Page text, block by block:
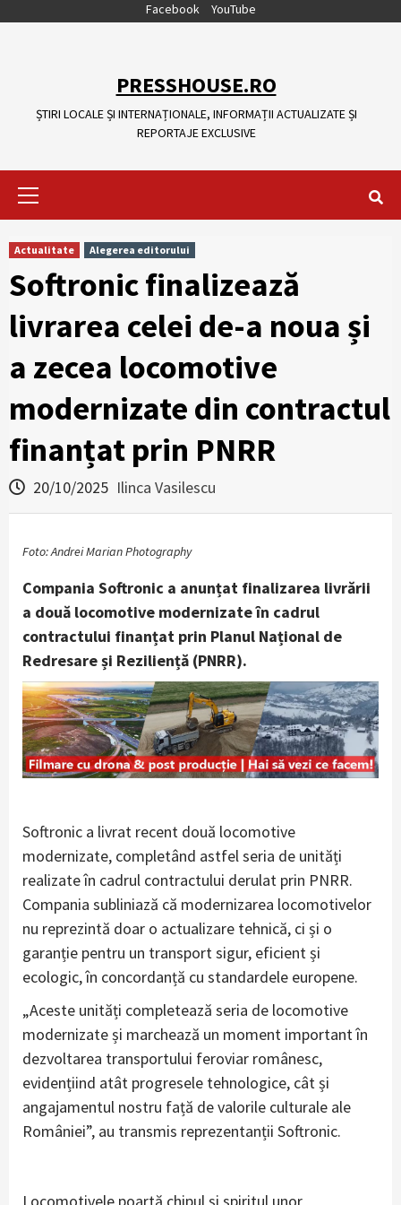
Facebook YouTube
PRESSHOUSE.RO
ȘTIRI LOCALE ȘI INTERNAȚIONALE, INFORMAȚII ACTUALIZATE ȘI
REPORTAJE EXCLUSIVE
Actualitate Alegerea editorului
Softronic finalizează
livrarea celei de-a noua și
a zecea locomotive
modernizate din contractul
finanțat prin PNRR
20/10/2025 Ilinca Vasilescu
Foto: Andrei Marian Photography
Compania Softronic a anunțat finalizarea livrării
a două locomotive modernizate în cadrul
contractului finanțat prin Planul Național de
Redresare și Reziliență (PNRR).
Softronic a livrat recent două locomotive
modernizate, completând astfel seria de unități
realizate în cadrul contractului derulat prin PNRR.
Compania subliniază că modernizarea locomotivelor
nu reprezintă doar o actualizare tehnică, ci și o
garanție pentru un transport sigur, eficient și
ecologic, în concordanță cu standardele europene.
„Aceste unități completează seria de locomotive
modernizate și marchează un moment important în
dezvoltarea transportului feroviar românesc,
evidențiind atât progresele tehnologice, cât și
angajamentul nostru față de valorile culturale ale
României”, au transmis reprezentanții Softronic.